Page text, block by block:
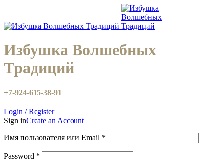
Избушка Волшебных
Традиций
+7-924-615-38-91
Login / Register
Sign inCreate an Account
Имя пользователя или Email *
Password *